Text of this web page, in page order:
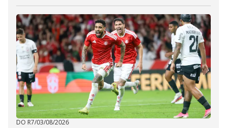
DO R7/03/08/2026